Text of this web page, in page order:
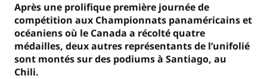
Après une prolifique première journée de
compétition aux Championnats panaméricains et
océaniens où le Canada a récolté quatre
médailles, deux autres représentants de l’unifolié
sont montés sur des podiums à Santiago, au
Chili.